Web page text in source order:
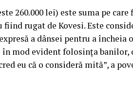
260.000 lei) este suma pe
fiind rugat de Kovesi. Este
a dânsei pentru a încheia
mod evident folosinţa banilor,
eu că o consideră mită”, a